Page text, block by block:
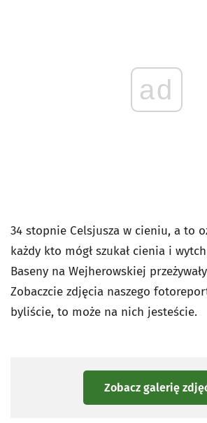
ad
34 stopnie Celsjusza w cieniu, a to
każdy kto mógł szukał cienia i
Baseny na Wejherowskiej
Zobaczcie zdjęcia naszego
byliście, to może na nich jesteście.
Zobacz galerię